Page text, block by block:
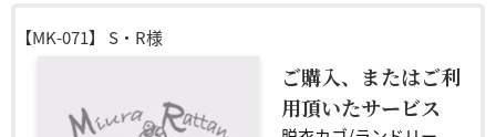
【MK-071】 S・R様
ご購入、またはご利
用頂いたサービス